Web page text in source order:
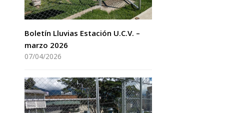
Boletín Lluvias Estación U.C.V. –
marzo 2026
07/04/2026